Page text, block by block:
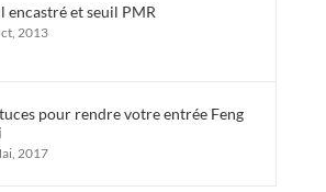
encastré et seuil PMR
2013
pour rendre votre entrée Feng
2017